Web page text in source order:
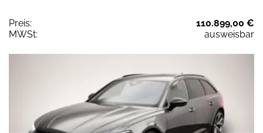
Preis:
110.899,00 €
MWSt:
ausweisbar